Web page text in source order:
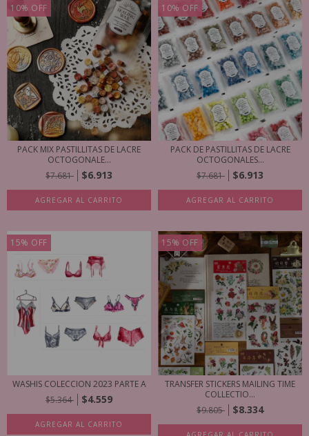
10% OFF
PACK MIX PASTILLITAS DE LACRE
OCTOGONALE...
$7.681
$6.913
AGREGAR AL CARRITO
10% OFF
PACK DE PASTILLITAS DE LACRE
OCTOGONALES...
$7.681
$6.913
AGREGAR AL CARRITO
15% OFF
WASHIS COLECCION 2023 PARTE A
$5.364
$4.559
AGREGAR AL CARRITO
15% OFF
TRANSFER STICKERS MAILING TIME
COLLECTIO...
$9.805
$8.334